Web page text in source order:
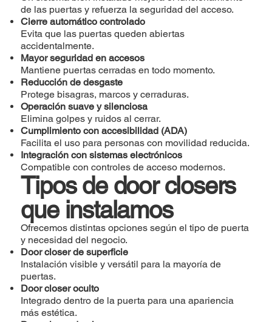
de las puertas y refuerza la seguridad del acceso.
Cierre automático controlado
Evita que las puertas queden abiertas
accidentalmente.
Mayor seguridad en accesos
Mantiene puertas cerradas en todo momento.
Reducción de desgaste
Protege bisagras, marcos y cerraduras.
Operación suave y silenciosa
Elimina golpes y ruidos al cerrar.
Cumplimiento con accesibilidad (ADA)
Facilita el uso para personas con movilidad reducida.
Integración con sistemas electrónicos
Compatible con controles de acceso modernos.
Tipos de door closers
que instalamos
Ofrecemos distintas opciones según el tipo de puerta
y necesidad del negocio.
Door closer de superficie
Instalación visible y versátil para la mayoría de
puertas.
Door closer oculto
Integrado dentro de la puerta para una apariencia
más estética.